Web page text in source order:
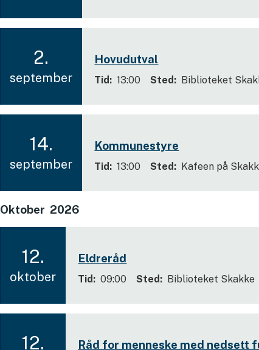
2
2.
september
2
2
Hovudutval
Tid 13:00 Sted Biblioteket
14.
september
2
6
Kommunestyre
Tid 13:00 Sted Kafeen på
Oktober 2026
12.
oktober
2
2
Eldreråd
Tid 09:00 Sted Biblioteket Skakke
12. Råd for menneske med nedsett